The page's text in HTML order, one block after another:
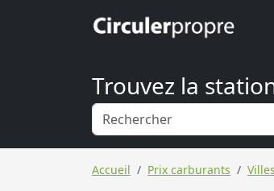
Trouvez la
Accueil Prix carburants Villes